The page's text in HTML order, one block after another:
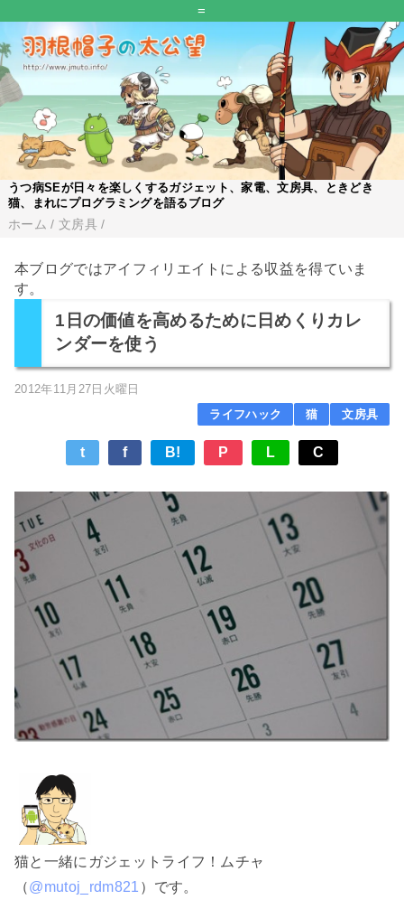
=
うつ病SEが日々を楽しくするガジェット、家電、文房具、ときどき
猫、まれにプログラミングを語るブログ
ホーム / 文房具 /
本ブログではアイフィリエイトによる収益を得ていま
す。
1日の価値を高めるために日めくりカレ
ンダーを使う
2012年11月27日火曜日
ライフハック
猫 文房具
t f B! P L C
猫と一緒にガジェットライフ！ムチャ
（@mutoj_rdm821 ）です。